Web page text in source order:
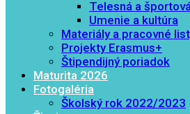
Telesná a
Umenie a kultúra
Materiály a pracovné
Projekty Erasmus+
Štipendijný poriadok
Maturita 2026
Fotogaléria
Školský rok 2022/2023